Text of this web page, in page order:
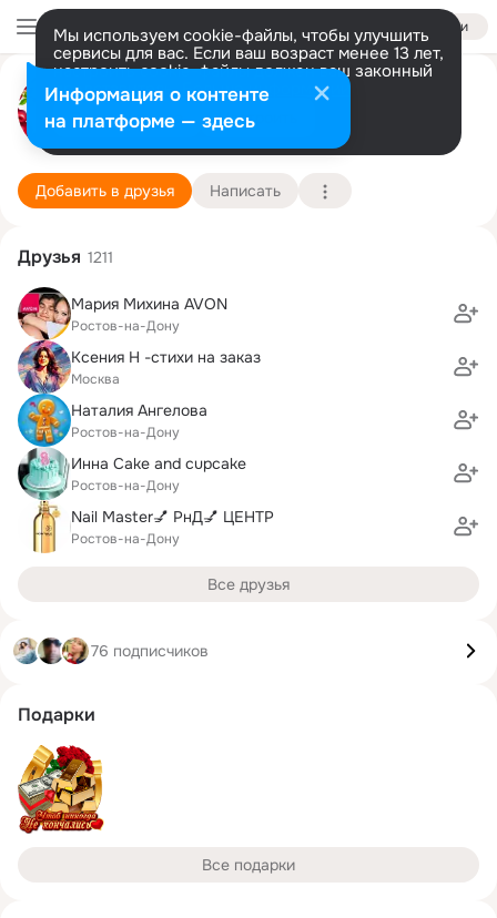
Войти
Мы используем cookie-файлы, чтобы улучшить
сервисы для вас. Если ваш возраст менее 13 лет,
настроить cookie-файлы должен ваш законный
представитель. Больше информации
Разрешить все Настроить
ФМФ Хамелеон
Ростов-на-Дону
Подробнее
Добавить в друзья Написать
Друзья 1211
Мария Михина AVON
Ростов-на-Дону
Ксения Н -стихи на заказ
Москва
Наталия Ангелова
Ростов-на-Дону
Инна Cake and cupcake
Ростов-на-Дону
Nail Master💅 РнД💅 ЦЕНТР
Ростов-на-Дону
Все друзья
76 подписчиков
Подарки
Все подарки
Информация о контенте
на платформе — здесь